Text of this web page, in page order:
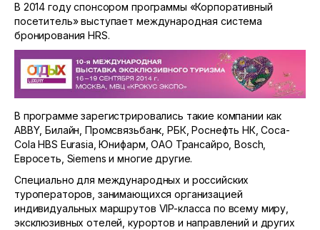
В 2014 году спонсором программы «Корпоративный
посетитель» выступает международная система
бронирования HRS.
В программе зарегистрировались такие компании как
ABBY, Билайн, Промсвязьбанк, РБК, Роснефть НК, Coca-
Cola HBS Eurasia, Юнифарм, ОАО Трансайро, Bosch,
Евросеть, Siemens и многие другие.
Специально для международных и российских
туроператоров, занимающихся организацией
индивидуальных маршрутов VIP-класса по всему миру,
эксклюзивных отелей, курортов и направлений и других